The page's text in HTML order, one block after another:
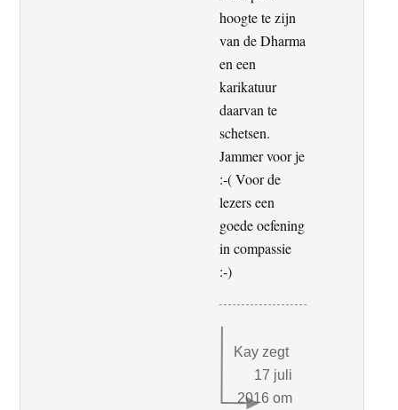
hoogte te zijn
van de Dharma
en een
karikatuur
daarvan te
schetsen.
Jammer voor je
:-( Voor de
lezers een
goede oefening
in compassie
:-)
Kay zegt
17 juli
2016 om